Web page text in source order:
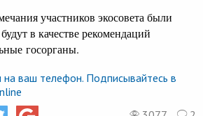
участников экосовета были
в качестве рекомендаций
госорганы.
ваш телефон. Подписывайтесь в